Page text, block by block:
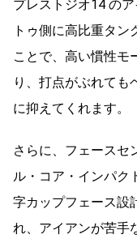
プレストジオ14 の
トゥ側に高比重タン
ことで、高い慣性モ
り、打点がぶれても
に抑えてくれます。
さらに、フェースセ
ル・コア・インパク
字カップフェース設
れ、アイアンが苦手